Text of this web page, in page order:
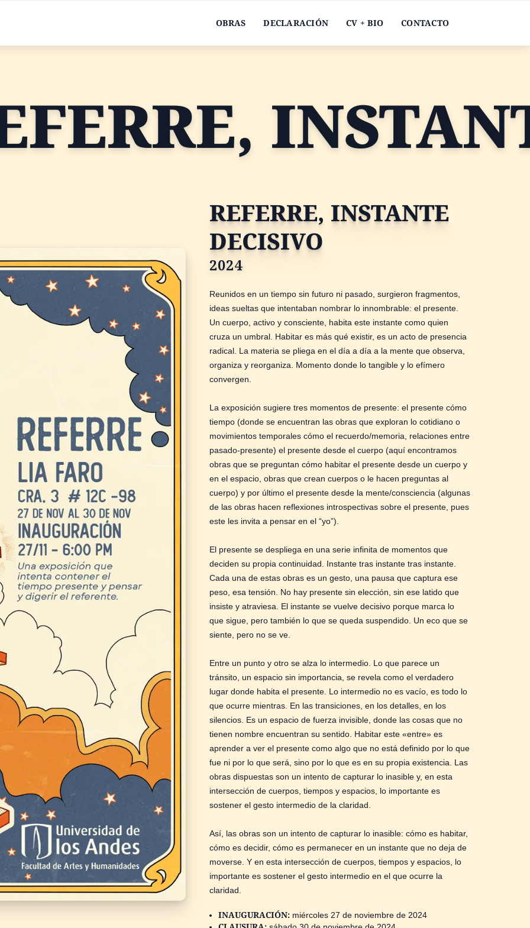
OBRAS DECLARACIÓN CV + BIO CONTACTO
REFERRE, INSTANTE
DECISIVO
2024
Reunidos en un tiempo sin futuro ni pasado, surgieron fragmentos,
ideas sueltas que intentaban nombrar lo innombrable: el presente.
Un cuerpo, activo y consciente, habita este instante como quien
cruza un umbral. Habitar es más qué existir, es un acto de presencia
radical. La materia se pliega en el día a día a la mente que observa,
organiza y reorganiza. Momento donde lo tangible y lo efímero
convergen.
La exposición sugiere tres momentos de presente: el presente cómo
tiempo (donde se encuentran las obras que exploran lo cotidiano o
movimientos temporales cómo el recuerdo/memoria, relaciones entre
pasado-presente) el presente desde el cuerpo (aquí encontramos
obras que se preguntan cómo habitar el presente desde un cuerpo y
en el espacio, obras que crean cuerpos o le hacen preguntas al
cuerpo) y por último el presente desde la mente/consciencia (algunas
de las obras hacen reflexiones introspectivas sobre el presente, pues
este les invita a pensar en el “yo”).
El presente se despliega en una serie infinita de momentos que
deciden su propia continuidad. Instante tras instante tras instante.
Cada una de estas obras es un gesto, una pausa que captura ese
peso, esa tensión. No hay presente sin elección, sin ese latido que
insiste y atraviesa. El instante se vuelve decisivo porque marca lo
que sigue, pero también lo que se queda suspendido. Un eco que se
siente, pero no se ve.
Entre un punto y otro se alza lo intermedio. Lo que parece un
tránsito, un espacio sin importancia, se revela como el verdadero
lugar donde habita el presente. Lo intermedio no es vacío, es todo lo
que ocurre mientras. En las transiciones, en los detalles, en los
silencios. Es un espacio de fuerza invisible, donde las cosas que no
tienen nombre encuentran su sentido. Habitar este «entre» es
aprender a ver el presente como algo que no está definido por lo que
fue ni por lo que será, sino por lo que es en su propia existencia. Las
obras dispuestas son un intento de capturar lo inasible y, en esta
intersección de cuerpos, tiempos y espacios, lo importante es
sostener el gesto intermedio de la claridad.
Así, las obras son un intento de capturar lo inasible: cómo es habitar,
cómo es decidir, cómo es permanecer en un instante que no deja de
moverse. Y en esta intersección de cuerpos, tiempos y espacios, lo
importante es sostener el gesto intermedio en el que ocurre la
claridad.
INAUGURACIÓN: miércoles 27 de noviembre de 2024